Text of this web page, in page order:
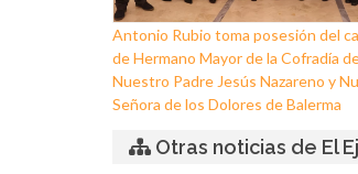
Antonio Rubio toma posesión del
de Hermano Mayor de la Cofradía
Nuestro Padre Jesús Nazareno y
Señora de los Dolores de Balerma
Otras noticias de El